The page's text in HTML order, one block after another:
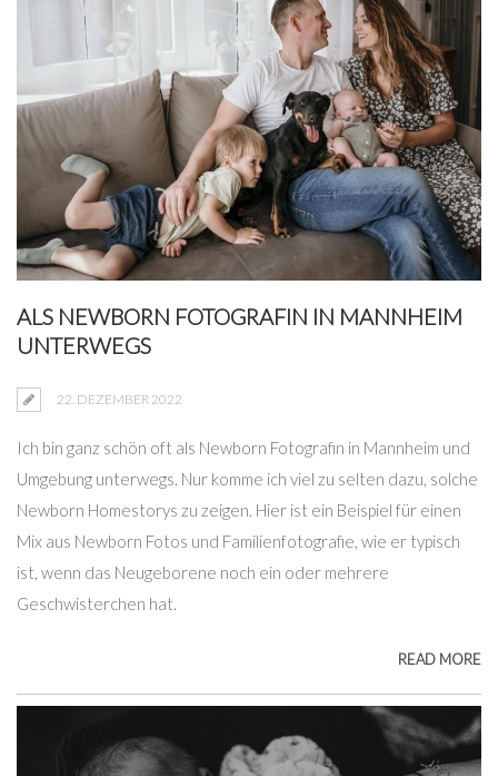
ALS NEWBORN FOTOGRAFIN IN MANNHEIM
UNTERWEGS
22. DEZEMBER 2022
Ich bin ganz schön oft als Newborn Fotografin in Mannheim und
Umgebung unterwegs. Nur komme ich viel zu selten dazu, solche
Newborn Homestorys zu zeigen. Hier ist ein Beispiel für einen
Mix aus Newborn Fotos und Familienfotografie, wie er typisch
ist, wenn das Neugeborene noch ein oder mehrere
Geschwisterchen hat.
READ MORE